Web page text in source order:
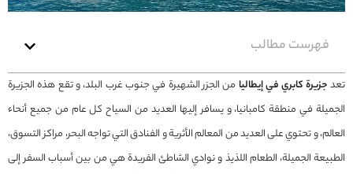
فهرست مطالب
تعدجزيرة كابري في إيطاليا من الجزر الشهيرة في جنوب غرب البلد، و تقع هذه الجزيرة
الجميلة في منطقة كامبانيا، و يسافر إليها العديد من السياح كل عام من جميع أنحاء
العالم، و تحتوي على العديد من المعالم الأثرية و الفنادق التي تواجه البحر، مراكز التسوق،
الطبيعة الجميلة، الطعام اللذيذ و نوادي الشاطئ الفريدة هي من بين أسباب السفر إلى